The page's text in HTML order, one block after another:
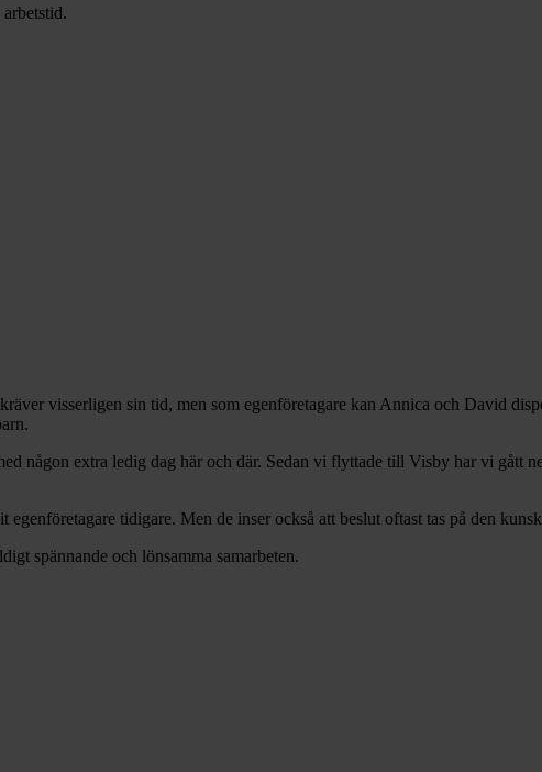
visserligen sin tid, men som egenföretagare kan Annica och David
någon extra ledig dag här och där. Sedan vi flyttade till Visby har vi gått
tidigare. Men de inser också att beslut oftast tas på den
spännande och lönsamma samarbeten.